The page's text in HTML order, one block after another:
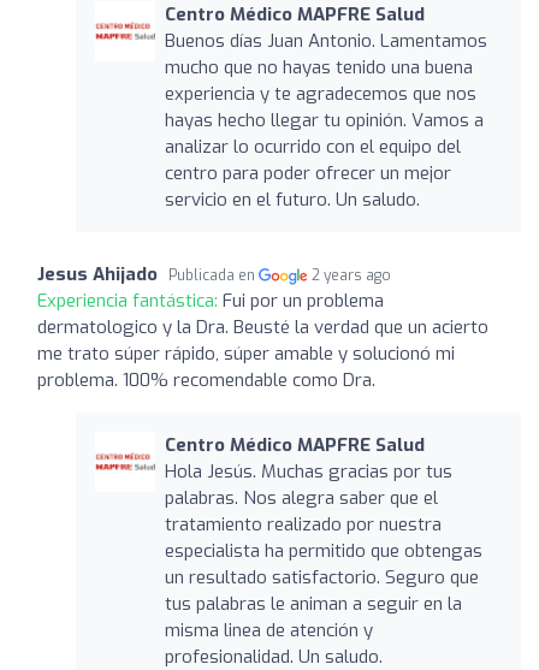
Centro Médico MAPFRE Salud
Buenos días Juan Antonio. Lamentamos
mucho que no hayas tenido una buena
experiencia y te agradecemos que nos
hayas hecho llegar tu opinión. Vamos a
analizar lo ocurrido con el equipo del
centro para poder ofrecer un mejor
servicio en el futuro. Un saludo.
Jesus Ahijado Publicada en 2 years ago
Experiencia fantástica: Fui por un problema
dermatologico y la Dra. Beusté la verdad que un acierto
me trato súper rápido, súper amable y solucionó mi
problema. 100% recomendable como Dra.
Centro Médico MAPFRE Salud
Hola Jesús. Muchas gracias por tus
palabras. Nos alegra saber que el
tratamiento realizado por nuestra
especialista ha permitido que obtengas
un resultado satisfactorio. Seguro que
tus palabras le animan a seguir en la
misma linea de atención y
profesionalidad. Un saludo.